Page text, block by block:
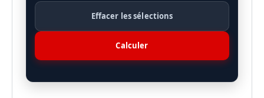
Effacer les sélections
Calculer